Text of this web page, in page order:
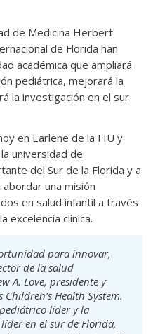
de Medicina Herbert
de Florida han
académica que ampliará
pediátrica, mejorará la
la investigación en el sur
en Earlene de la FIU y
universidad de
del Sur de la Florida y a
una misión
en salud infantil a través
excelencia clínica.
para innovar,
de la salud
A. Love, presidente y
Health System.
líder y la
en el sur de Florida,